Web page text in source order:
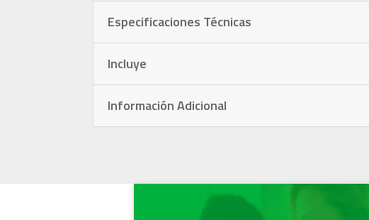
Especificaciones Técnicas
Incluye
Información Adicional